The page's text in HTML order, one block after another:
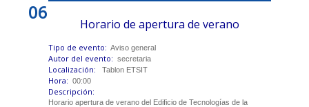
06
Horario de apertura de verano
Tipo de evento: Aviso general
Autor del evento: secretaria
Localización: Tablon ETSIT
Hora: 00:00
Descripción:
Horario apertura de verano del Edificio de Tecnologías de la